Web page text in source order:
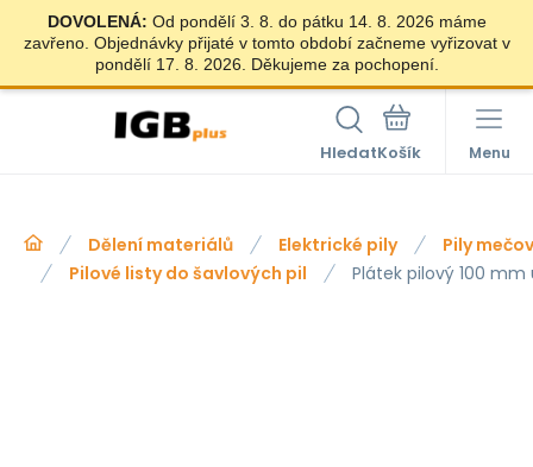
DOVOLENÁ: Od pondělí 3. 8. do pátku 14. 8. 2026 máme
zavřeno. Objednávky přijaté v tomto období začneme vyřizovat v
pondělí 17. 8. 2026. Děkujeme za pochopení.
Hledat Menu
Dělení materiálů Elektrické pily
Pily
Pilové listy do šavlových pil
Plátek pilový 100 mm